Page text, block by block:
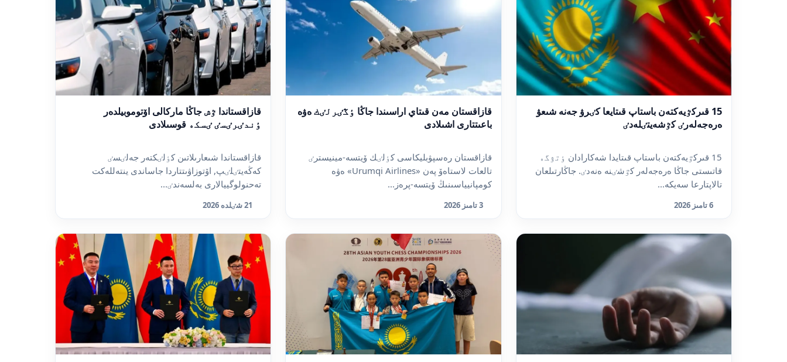
15 قىركٷيەكتەن باستاپ قىتايعا كٸرۋ جەنە شىعۋ
ەرەجەلەرٸ كٷشەيتٸلەدٸ
15 قىركٷيەكتەن باستاپ قىتايدا شەكارادان ٶتۋگە
قاتىستى جاڭا ەرەجەلەر كٷشٸنە ەنەدٸ. جاڭارتىلعان
تالاپتارعا سەيكە...
6 تامىز 2026
قازاقستان مەن قىتاي اراسىندا جاڭا ٶڭٸرلٸك ەۋە
باعىتتارى اشىلادى
قازاقستان رەسپۋبليكاسى كٶلٸك ۆيتسە-مينيسترٸ
تالعات لاستاەۆ پەن «Urumqi Airlines» ەۋە
كومپانيياسىنىڭ ۆيتسە-پرەز...
3 تامىز 2026
قازاقستاندا ٷش جاڭا ماركالى اۆتوموبيلدەر
ٶندٸرٸسٸ ٸسكە قوسىلادى
قازاقستاندا شىعارىلاتىن كٶلٸكتەر جەلٸسٸ
كەڭەيتٸلٸپ, اۆتوزاۋىتتاردا جاساندى ينتەللەكت
تەحنولوگييالارى بەلسەندٸ...
21 شٸلدە 2026